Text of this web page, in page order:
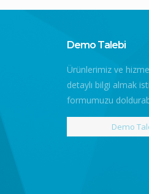
Demo Talebi
Ürünlerimiz ve
detaylı bilgi almak
formumuzu
Demo